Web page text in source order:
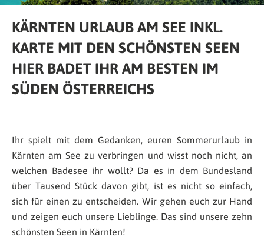
KÄRNTEN URLAUB AM SEE INKL.
KARTE MIT DEN SCHÖNSTEN SEEN
HIER BADET IHR AM BESTEN IM
SÜDEN ÖSTERREICHS
Ihr spielt mit dem Gedanken, euren Sommerurlaub in
Kärnten am See zu verbringen und wisst noch nicht, an
welchen Badesee ihr wollt? Da es in dem Bundesland
über Tausend Stück davon gibt, ist es nicht so einfach,
sich für einen zu entscheiden. Wir gehen euch zur Hand
und zeigen euch unsere Lieblinge. Das sind unsere zehn
schönsten Seen in Kärnten!